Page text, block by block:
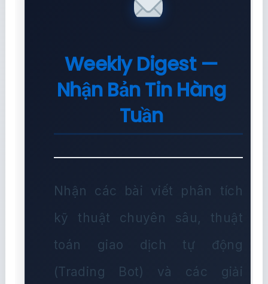
Weekly Digest —
Nhận Bản Tin Hàng
Tuần
Nhận các bài viết phân tích
kỹ thuật chuyên sâu, thuật
toán giao dịch tự động
(Trading Bot) và các giải